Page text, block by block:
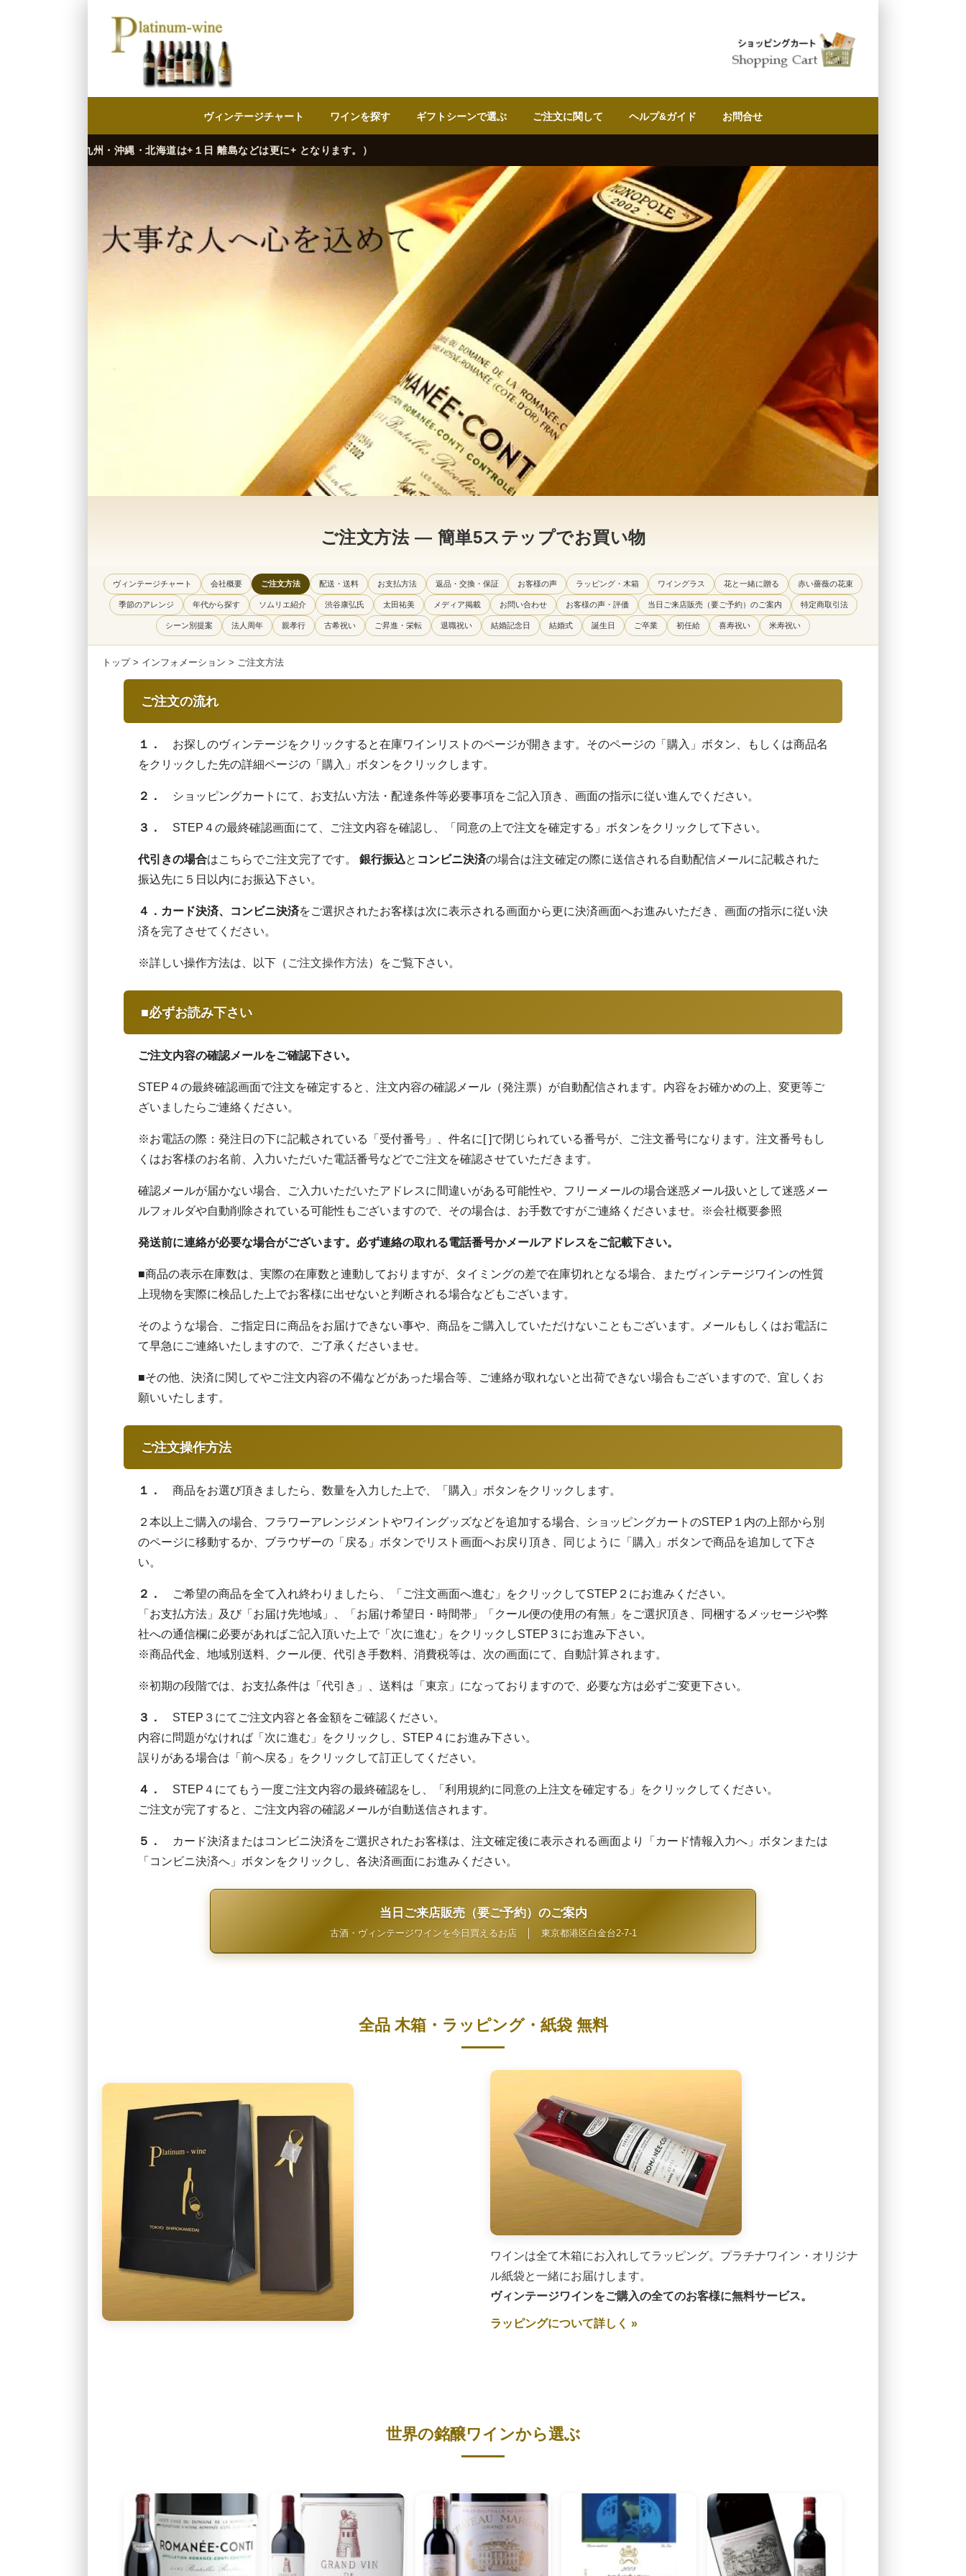
ヴィンテージチャート ワインを探す ギフトシーンで選ぶ ご注文に関して ヘルプ&ガイド お問合せ
・北海道は+１日 離島などは更に+ となります。）
ご注文方法 — 簡単5ステップでお買い物
ヴィンテージチャート 会社概要 ご注文方法 配送・送料 お支払方法 返品・交換・保証 お客様の声 ラッピング・木箱 ワイングラス 花と一緒に贈る 赤い薔薇の花束
季節のアレンジ 年代から探す ソムリエ紹介 渋谷康弘氏 太田祐美 メディア掲載 お問い合わせ お客様の声・評価 当日ご来店販売（要ご予約）のご案内 特定商取引法
シーン別提案 法人周年 親孝行 古希祝い ご昇進・栄転 退職祝い 結婚記念日 結婚式 誕生日 ご卒業 初任給 喜寿祝い 米寿祝い
トップ> インフォメーション > ご注文方法
ご注文の流れ
１．
お探しのヴィンテージをクリックすると在庫ワインリストのページが開きます。そのページの「購入」ボタン、もしくは商品名
をクリックした先の詳細ページの「購入」ボタンをクリックします。
２． ショッピングカートにて、お支払い方法・配達条件等必要事項をご記入頂き、画面の指示に従い進んでください。
３． STEP４の最終確認画面にて、ご注文内容を確認し、「同意の上で注文を確定する」ボタンをクリックして下さい。
代引きの場合はこちらでご注文完了です。 銀行振込と コンビニ決済の場合は注文確定の際に送信される自動配信メールに記載された
振込先に５日以内にお振込下さい。
４．カード決済、コンビニ決済をご選択されたお客様は次に表示される画面から更に決済画面へお進みいただき、画面の指示に従い決
済を完了させてください。
※詳しい操作方法は、以下（ ご注文操作方法）をご覧下さい。
■必ずお読み下さい
ご注文内容の確認メールをご確認下さい。
STEP４の最終確認画面で注文を確定すると、注文内容の確認メール（発注票）が自動配信されます。内容をお確かめの上、変更等ご
ざいましたらご連絡ください。
※お電話の際：発注日の下に記載されている「受付番号」、件名に[ ]で閉じられている番号が、ご注文番号になります。注文番号もし
くはお客様のお名前、入力いただいた電話番号などでご注文を確認させていただきます。
確認メールが届かない場合、ご入力いただいたアドレスに間違いがある可能性や、フリーメールの場合迷惑メール扱いとして迷惑メー
ルフォルダや自動削除されている可能性もございますので、その場合は、お手数ですがご連絡くださいませ。※会社概要参照
発送前に連絡が必要な場合がございます。必ず連絡の取れる電話番号かメールアドレスをご記載下さい。
■商品の表示在庫数は、実際の在庫数と連動しておりますが、タイミングの差で在庫切れとなる場合、またヴィンテージワインの性質
上現物を実際に検品した上でお客様に出せないと判断される場合などもございます。
そのような場合、ご指定日に商品をお届けできない事や、商品をご購入していただけないこともございます。メールもしくはお電話に
て早急にご連絡いたしますので、ご了承くださいませ。
■その他、決済に関してやご注文内容の不備などがあった場合等、ご連絡が取れないと出荷できない場合もございますので、宜しくお
願いいたします。
ご注文操作方法
１． 商品をお選び頂きましたら、数量を入力した上で、「購入」ボタンをクリックします。
２本以上ご購入の場合、フラワーアレンジメントやワイングッズなどを追加する場合、ショッピングカートのSTEP１内の上部から別
のページに移動するか、ブラウザーの「戻る」ボタンでリスト画面へお戻り頂き、同じように「購入」ボタンで商品を追加して下さ
い。
２．
ご希望の商品を全て入れ終わりましたら、「ご注文画面へ進む」をクリックしてSTEP２にお進みください。
「お支払方法」及び「お届け先地域」、「お届け希望日・時間帯」「クール便の使用の有無」をご選択頂き、同梱するメッセージや弊
社への通信欄に必要があればご記入頂いた上で「次に進む」をクリックしSTEP３にお進み下さい。
※商品代金、地域別送料、クール便、代引き手数料、消費税等は、次の画面にて、自動計算されます。
※初期の段階では、お支払条件は「代引き」、送料は「東京」になっておりますので、必要な方は必ずご変更下さい。
３．
STEP３にてご注文内容と各金額をご確認ください。
内容に問題がなければ「次に進む」をクリックし、STEP４にお進み下さい。
誤りがある場合は「前へ戻る」をクリックして訂正してください。
４．
STEP４にてもう一度ご注文内容の最終確認をし、「利用規約に同意の上注文を確定する」をクリックしてください。
ご注文が完了すると、ご注文内容の確認メールが自動送信されます。
５．
カード決済またはコンビニ決済をご選択されたお客様は、注文確定後に表示される画面より「カード情報入力へ」ボタンまたは
「コンビニ決済へ」ボタンをクリックし、各決済画面にお進みください。
当日ご来店販売（要ご予約）のご案内
古酒・ヴィンテージワインを今日買えるお店│ 東京都港区白金台2-7-1
全品 木箱・ラッピング・紙袋 無料
ワインは全て木箱にお入れしてラッピング。プラチナワイン・オリジナ
ル紙袋と一緒にお届けします。
ヴィンテージワインをご購入の全てのお客様に無料サービス。
ラッピングについて詳しく »
世界の銘醸ワインから選ぶ